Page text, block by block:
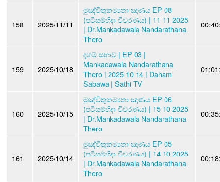
158 2025/11/11
මුඤ්චිතුකම්‍යතා ඤාණය EP 08
(පටිසම්භිදා විවරණය) | 11 11 2025
| Dr.Mankadawala Nandarathana
Thero
159 2025/10/18
දහම් සභාව | EP 03 |
Mankadawala Nandarathana
Thero | 2025 10 14 | Daham
Sabawa | Sathi TV
160 2025/10/15
මුඤ්චිතුකම්‍යතා ඤාණය EP 06
(පටිසම්භිදා විවරණය) | 15 10 2025
| Dr.Mankadawala Nandarathana
Thero
161 2025/10/14
මුඤ්චිතුකම්‍යතා ඤාණය EP 05
(පටිසම්භිදා විවරණය) | 14 10 2025
| Dr.Mankadawala Nandarathana
Thero